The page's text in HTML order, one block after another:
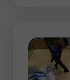
व्यापारिक
तैयारी
कारोबारी